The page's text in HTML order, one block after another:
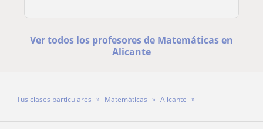
Ver todos los profesores de Matemáticas en
Alicante
Tus clases particulares Matemáticas
Alicante